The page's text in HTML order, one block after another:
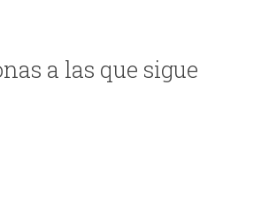
a las que sigue